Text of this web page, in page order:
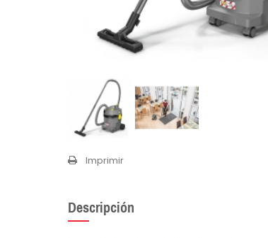
Imprimir
Descripción